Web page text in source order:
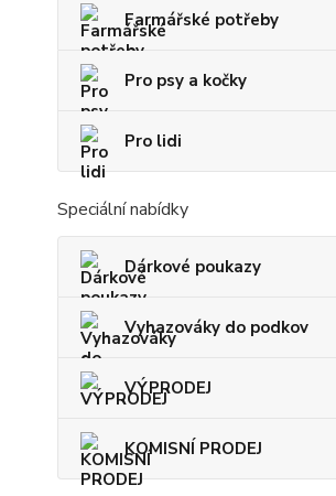
Farmářské potřeby
Pro psy a kočky
Pro lidi
Speciální nabídky
Dárkové poukazy
Vyhazováky do podkov
VÝPRODEJ
KOMISNÍ PRODEJ